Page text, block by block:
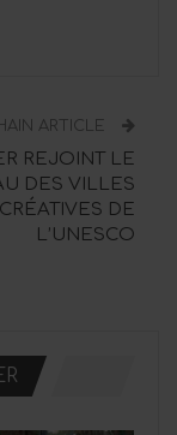
ARTICLE
REJOINT LE
DES VILLES
CRÉATIVES DE
L’UNESCO